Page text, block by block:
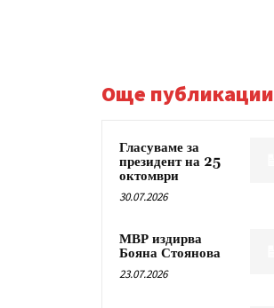
Още публикации
Гласуваме за
президент на 25
октомври
30.07.2026
МВР издирва
Бояна Стоянова
23.07.2026